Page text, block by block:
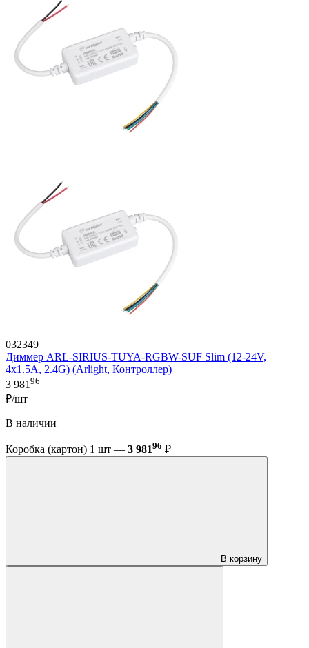
032349
Диммер ARL-SIRIUS-TUYA-RGBW-SUF Slim (12-24V,
4x1.5A, 2.4G) (Arlight, Контроллер)
3 981 96
₽/шт
В наличии
Коробка (картон) 1 шт — 3 98196 ₽
В корзину